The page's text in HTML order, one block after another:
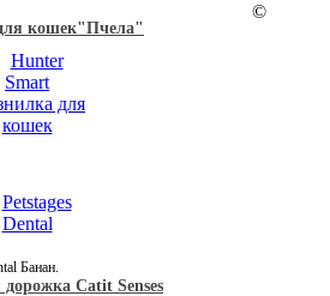
кошек"Пчела"
Банан.
дорожка Сatit Senses
©